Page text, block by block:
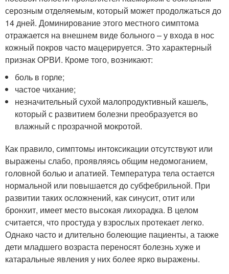
серозным отделяемым, который может продолжаться до
14 дней. Доминирование этого местного симптома
отражается на внешнем виде больного – у входа в нос
кожный покров часто мацерируется. Это характерный
признак ОРВИ. Кроме того, возникают:
боль в горле;
частое чихание;
незначительный сухой малопродуктивный кашель,
который с развитием болезни преобразуется во
влажный с прозрачной мокротой.
Как правило, симптомы интоксикации отсутствуют или
выражены слабо, проявляясь общим недомоганием,
головной болью и апатией. Температура тела остается
нормальной или повышается до субфебрильной. При
развитии таких осложнений, как синусит, отит или
бронхит, имеет место высокая лихорадка. В целом
считается, что простуда у взрослых протекает легко.
Однако часто и длительно болеющие пациенты, а также
дети младшего возраста переносят болезнь хуже и
катаральные явления у них более ярко выражены.